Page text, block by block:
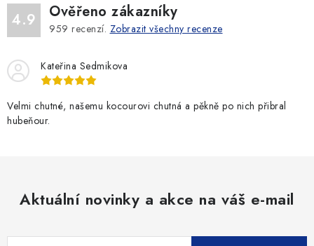
4.9 Ověřeno zákazníky
959 recenzí. Zobrazit všechny recenze
Kateřina Sedmikova
Velmi chutné, našemu kocourovi chutná a pěkně po nich přibral
hubeňour.
Aktuální novinky a akce na váš e-mail